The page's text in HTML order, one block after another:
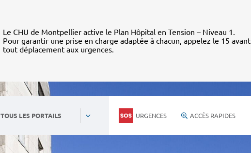
Le CHU de Montpellier active le Plan Hôpital en Tension – Niveau 1.
Pour garantir une prise en charge adaptée à chacun, appelez le 15 avant
tout déplacement aux urgences.
TOUS LES PORTAILS URGENCES ACCÈS RAPIDES